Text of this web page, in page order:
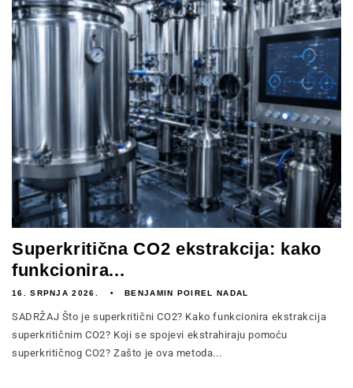
Superkritična CO2 ekstrakcija: kako
funkcionira...
16. SRPNJA 2026. BENJAMIN POIREL NADAL
SADRŽAJ Što je superkritični CO2? Kako funkcionira ekstrakcija
superkritičnim CO2? Koji se spojevi ekstrahiraju pomoću
superkritičnog CO2? Zašto je ova metoda...